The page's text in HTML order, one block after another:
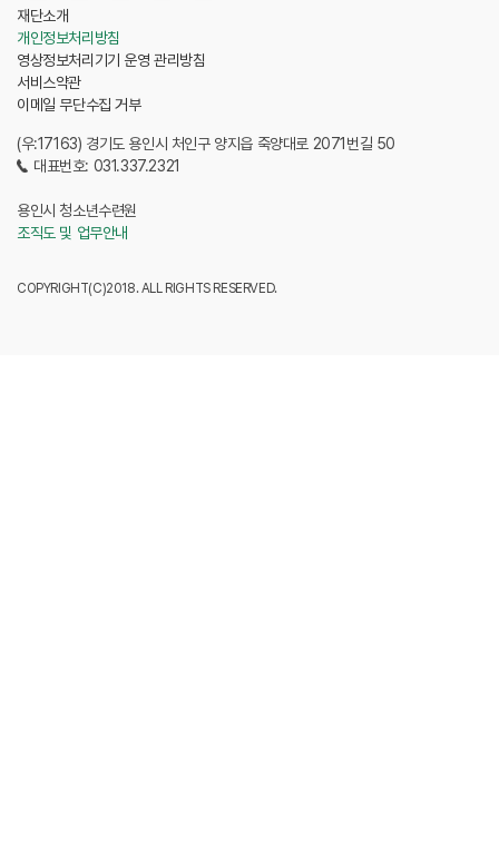
(우:17163) 경기도 용인시 처인구 양지읍 죽양대로 2071번길 50
대표번호: 031.337.2321
용인시 청소년수련원
조직도 및 업무안내
COPYRIGHT(C)2018. ALL RIGHTS RESERVED.
재단소개
개인정보처리방침
영상정보처리기기 운영 관리방침
서비스약관
이메일 무단수집 거부